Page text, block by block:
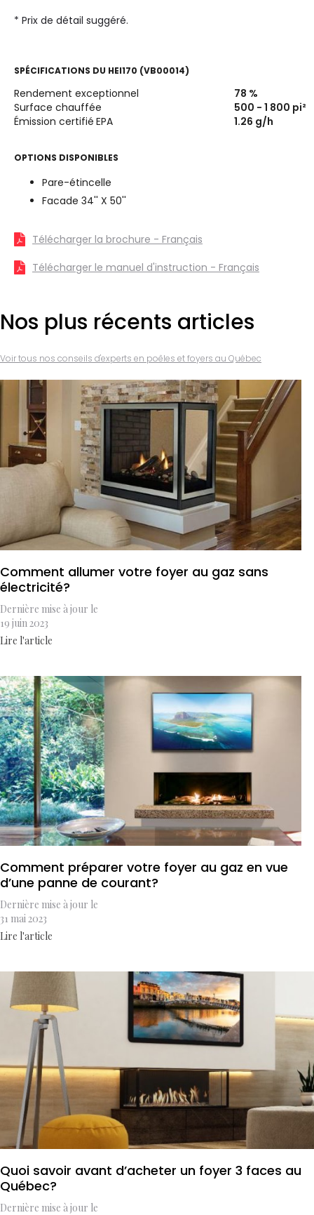
* Prix de détail suggéré.
SPÉCIFICATIONS DU HEI170 (VB00014)
Rendement exceptionnel 78 %
Surface chauffée
500 - 1 800 pi²
Émission certifié EPA 1.26 g/h
OPTIONS DISPONIBLES
Pare-étincelle
Facade 34'' X 50''
Télécharger la brochure - Français
Télécharger le manuel d'instruction - Français
Nos plus récents articles
Voir tous nos conseils d'experts en poêles et foyers au Québec
Comment allumer votre foyer au gaz sans
électricité?
Dernière mise à jour le
19 juin 2023
Lire l'article
Comment préparer votre foyer au gaz en vue
d’une panne de courant?
Dernière mise à jour le
31 mai 2023
Lire l'article
Quoi savoir avant d’acheter un foyer 3 faces au
Québec?
Dernière mise à jour le